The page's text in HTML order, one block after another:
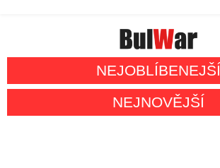
NEJOBLÍBENEJŠÍ
NEJNOVĚJŠÍ